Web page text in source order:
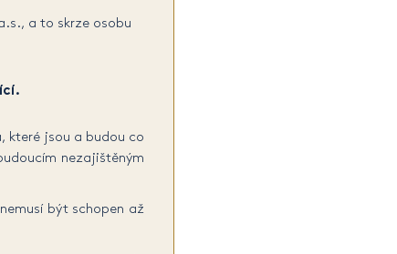
a to skrze osobu
které jsou a budou co
nezajištěným
být schopen až